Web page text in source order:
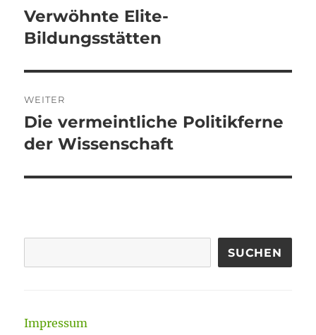
Vorheriger
Beitrag:
Verwöhnte Elite-
Bildungsstätten
WEITER
Nächster
Beitrag:
Die vermeintliche Politikferne
der Wissenschaft
SUCHEN
Impressum